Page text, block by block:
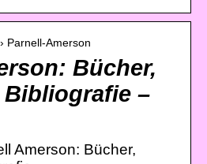
Parnell-Amerson
Bücher,
–
Amerson: Bücher,